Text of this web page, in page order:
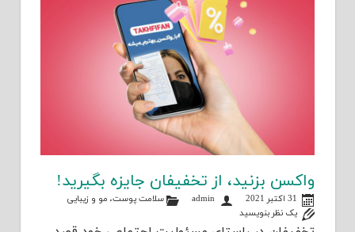
واکسن بزنید، از تخفیفان جایزه بگیرید!
31 اکتبر 2021 admin
سلامت پوست، مو و زیبایی
یک نظر بنویسید